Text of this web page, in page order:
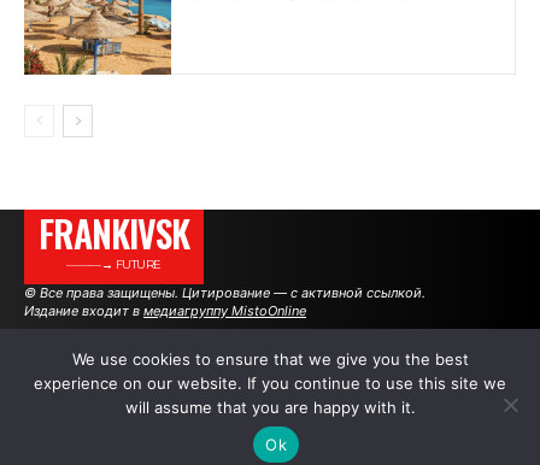
FRANKIVSK
———→ FUTURE
© Все права защищены. Цитирование — с активной ссылкой.
Издание входит в медиагруппу MistoOnline
АВТОРЫ РЕКЛАМА НА САЙТЕ
We use cookies to ensure that we give you the best
experience on our website. If you continue to use this site we
will assume that you are happy with it.
Ok